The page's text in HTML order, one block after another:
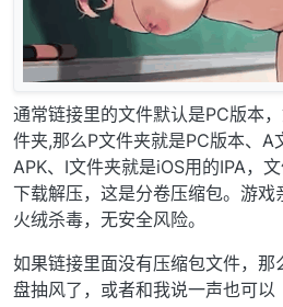
通常链接里的文件默认是PC版本
件夹,那么P文件夹就是PC版本、A
APK、I文件夹就是iOS用的IPA，
下载解压，这是分卷压缩包。游
火绒杀毒，无安全风险。
如果链接里面没有压缩包文件，那
盘抽风了，或者和我说一声也可以